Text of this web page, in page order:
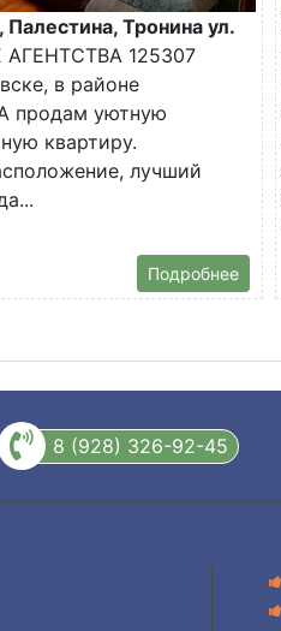
Палестина, Тронина ул.
125307
в районе
продам уютную
квартиру.
лучший
Подробнее
8 (928) 326-92-45